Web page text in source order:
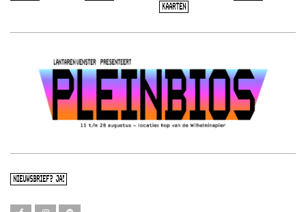
KAARTEN
NIEUWSBRIEF? JA!